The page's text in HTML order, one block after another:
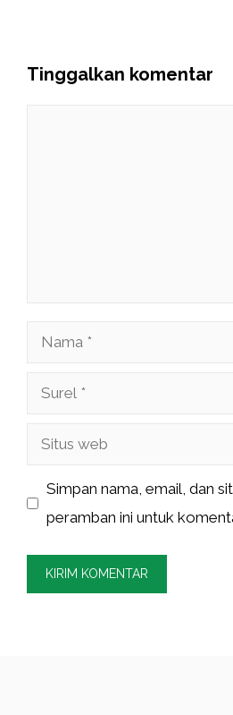
Tinggalkan komentar
Nama
Surel
Situs
Simpan nama, email, dan
peramban ini untuk